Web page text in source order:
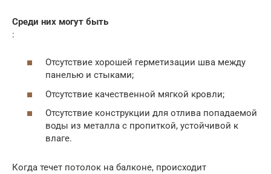
Среди них могут быть
:
Отсутствие хорошей герметизации шва между
панелью и стыками;
Отсутствие качественной мягкой кровли;
Отсутствие конструкции для отлива попадаемой
воды из металла с пропиткой, устойчивой к
влаге.
Когда течет потолок на балконе, происходит